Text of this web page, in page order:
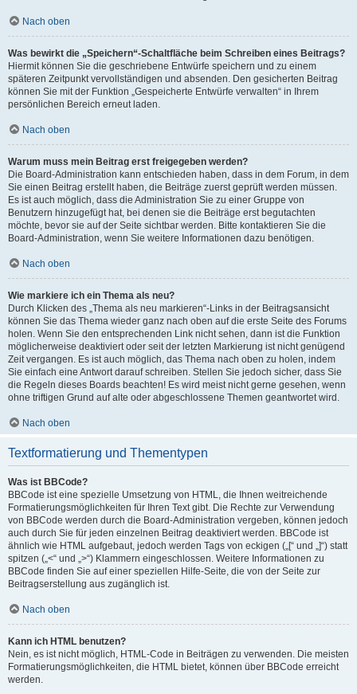
Nach oben
Was bewirkt die „Speichern“-Schaltfläche beim Schreiben eines Beitrags?
Hiermit können Sie die geschriebene Entwürfe speichern und zu einem
späteren Zeitpunkt vervollständigen und absenden. Den gesicherten Beitrag
können Sie mit der Funktion „Gespeicherte Entwürfe verwalten“ in Ihrem
persönlichen Bereich erneut laden.
Nach oben
Warum muss mein Beitrag erst freigegeben werden?
Die Board-Administration kann entschieden haben, dass in dem Forum, in dem
Sie einen Beitrag erstellt haben, die Beiträge zuerst geprüft werden müssen.
Es ist auch möglich, dass die Administration Sie zu einer Gruppe von
Benutzern hinzugefügt hat, bei denen sie die Beiträge erst begutachten
möchte, bevor sie auf der Seite sichtbar werden. Bitte kontaktieren Sie die
Board-Administration, wenn Sie weitere Informationen dazu benötigen.
Nach oben
Wie markiere ich ein Thema als neu?
Durch Klicken des „Thema als neu markieren“-Links in der Beitragsansicht
können Sie das Thema wieder ganz nach oben auf die erste Seite des Forums
holen. Wenn Sie den entsprechenden Link nicht sehen, dann ist die Funktion
möglicherweise deaktiviert oder seit der letzten Markierung ist nicht genügend
Zeit vergangen. Es ist auch möglich, das Thema nach oben zu holen, indem
Sie einfach eine Antwort darauf schreiben. Stellen Sie jedoch sicher, dass Sie
die Regeln dieses Boards beachten! Es wird meist nicht gerne gesehen, wenn
ohne triftigen Grund auf alte oder abgeschlossene Themen geantwortet wird.
Nach oben
Textformatierung und Thementypen
Was ist BBCode?
BBCode ist eine spezielle Umsetzung von HTML, die Ihnen weitreichende
Formatierungsmöglichkeiten für Ihren Text gibt. Die Rechte zur Verwendung
von BBCode werden durch die Board-Administration vergeben, können jedoch
auch durch Sie für jeden einzelnen Beitrag deaktiviert werden. BBCode ist
ähnlich wie HTML aufgebaut, jedoch werden Tags von eckigen („[“ und „]“) statt
spitzen („<“ und „>“) Klammern eingeschlossen. Weitere Informationen zu
BBCode finden Sie auf einer speziellen Hilfe-Seite, die von der Seite zur
Beitragserstellung aus zugänglich ist.
Nach oben
Kann ich HTML benutzen?
Nein, es ist nicht möglich, HTML-Code in Beiträgen zu verwenden. Die meisten
Formatierungsmöglichkeiten, die HTML bietet, können über BBCode erreicht
werden.